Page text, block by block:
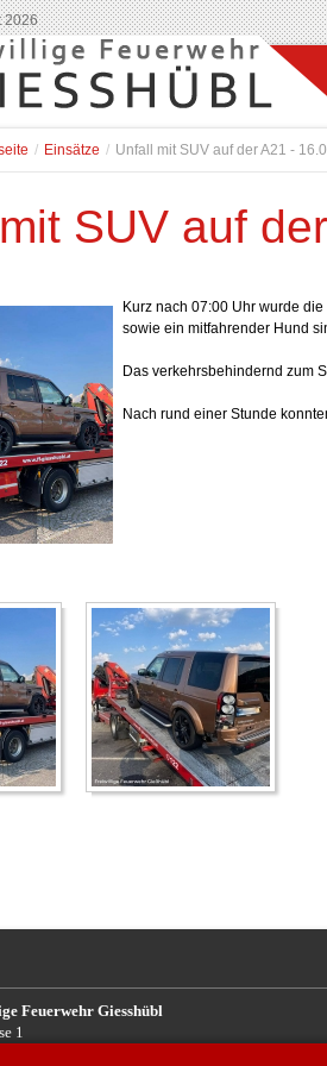
2026
/ Einsätze / Unfall mit SUV auf der A21 -
SUV auf
Kurz nach 07:00 Uhr wurde
sowie ein mitfahrender Hund
Das verkehrsbehindernd zum
Nach rund einer Stunde
Feuerwehr Giesshübl
1